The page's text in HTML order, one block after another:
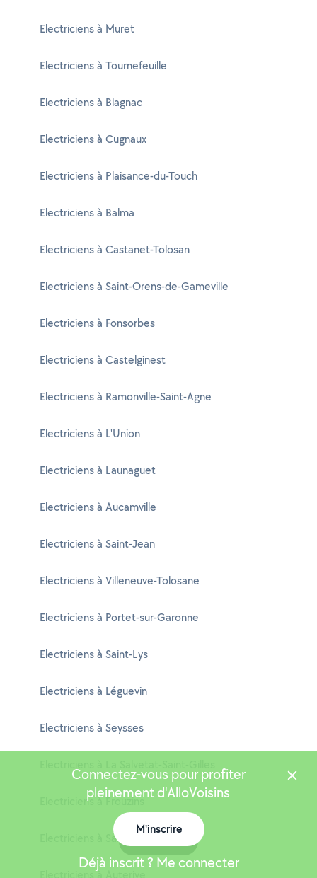
Electriciens à Muret
Electriciens à Tournefeuille
Electriciens à Blagnac
Electriciens à Cugnaux
Electriciens à Plaisance-du-Touch
Electriciens à Balma
Electriciens à Castanet-Tolosan
Electriciens à Saint-Orens-de-Gameville
Electriciens à Fonsorbes
Electriciens à Castelginest
Electriciens à Ramonville-Saint-Agne
Electriciens à L'Union
Electriciens à Launaguet
Electriciens à Aucamville
Electriciens à Saint-Jean
Electriciens à Villeneuve-Tolosane
Electriciens à Portet-sur-Garonne
Electriciens à Saint-Lys
Electriciens à Léguevin
Electriciens à Seysses
Electriciens à Frouzins
Electriciens à Saint-Gaudens
Electriciens à Auterive
Connectez-vous pour profiter
pleinement d'AlloVoisins
M'inscrire
Déjà inscrit ? Me connecter